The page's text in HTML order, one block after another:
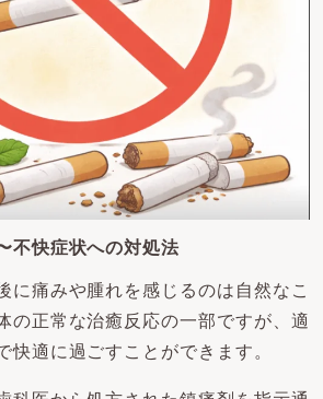
不快症状への対処法
に痛みや腫れを感じるのは自然なこ
の正常な治癒反応の一部ですが、適
快適に過ごすことができます。